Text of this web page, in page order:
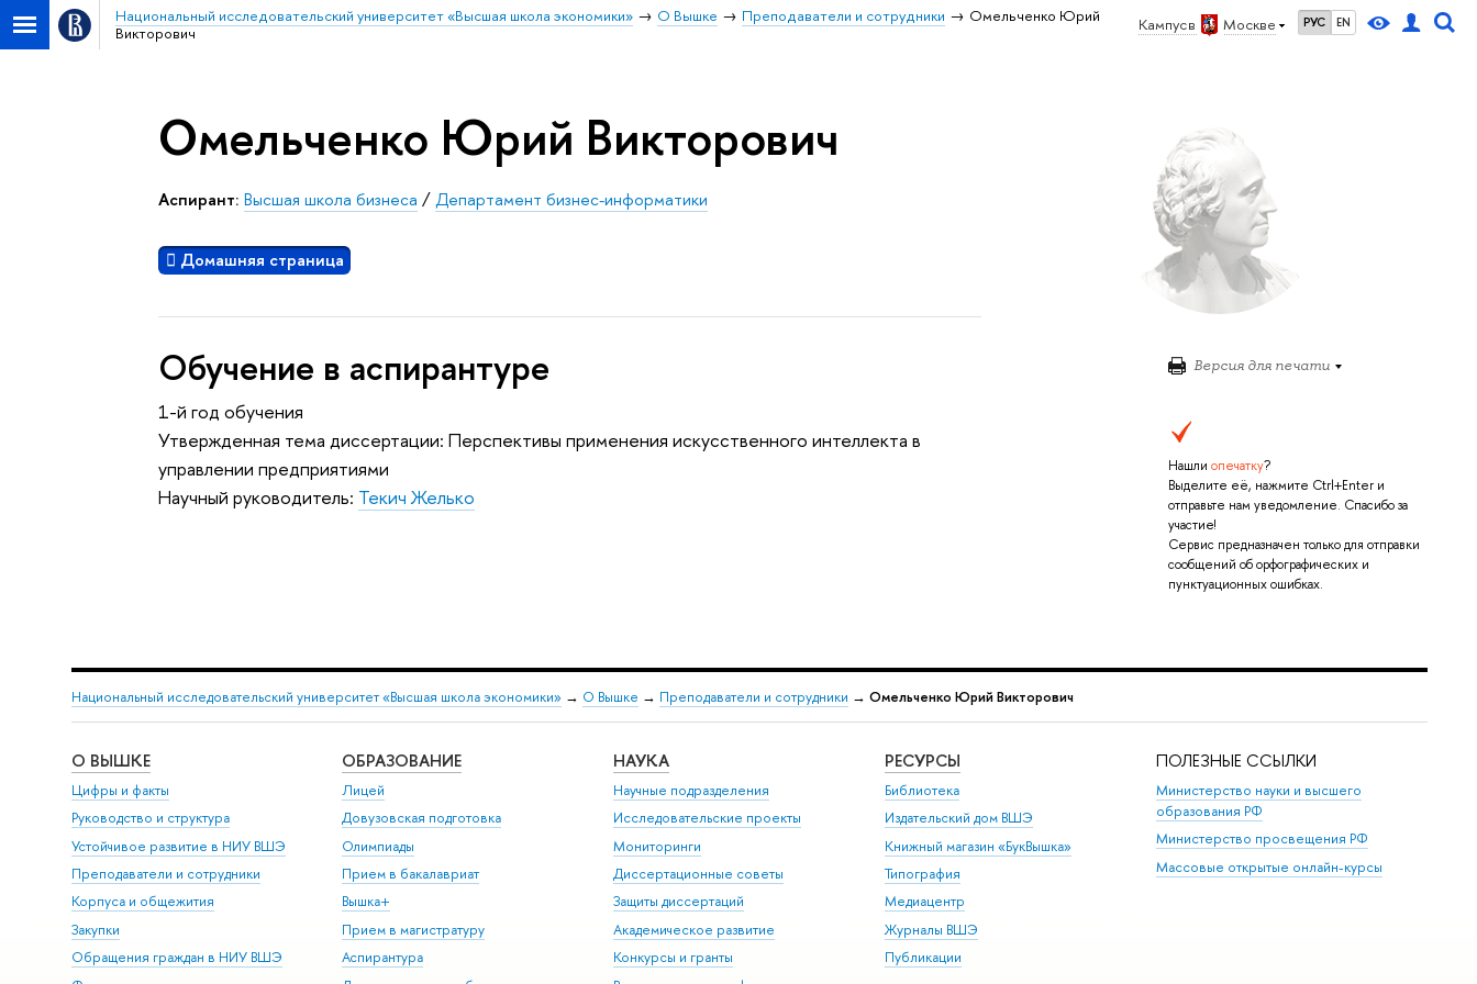
Кампус в Москве РУС EN
Национальный исследовательский университет «Высшая школа экономики» О Вышке Преподаватели и сотрудники
Омельченко Юрий
Викторович
Версия для печати
Нашли опечатку?
Выделите её, нажмите Ctrl+Enter и
отправьте нам уведомление. Спасибо за
участие!
Сервис предназначен только для отправки
сообщений об орфографических и
пунктуационных ошибках.
Омельченко Юрий Викторович
Аспирант: Высшая школа бизнеса /Департамент бизнес-информатики
Домашняя страница
Обучение в аспирантуре
1-й год обучения
Утвержденная тема диссертации: Перспективы применения искусственного интеллекта в
управлении предприятиями
Научный руководитель: Текич Желько
Национальный исследовательский университет «Высшая школа экономики» → О Вышке → Преподаватели и сотрудники → Омельченко Юрий Викторович
О ВЫШКЕ
Цифры и факты
Руководство и структура
Устойчивое развитие в НИУ ВШЭ
Преподаватели и сотрудники
Корпуса и общежития
Закупки
Обращения граждан в НИУ ВШЭ
ОБРАЗОВАНИЕ
Лицей
Довузовская подготовка
Олимпиады
Прием в бакалавриат
Вышка+
Прием в магистратуру
Аспирантура
НАУКА
Научные подразделения
Исследовательские проекты
Мониторинги
Диссертационные советы
Защиты диссертаций
Академическое развитие
Конкурсы и гранты
РЕСУРСЫ
Библиотека
Издательский дом ВШЭ
Книжный магазин «БукВышка»
Типография
Медиацентр
Журналы ВШЭ
Публикации
ПОЛЕЗНЫЕ ССЫЛКИ
Министерство науки и высшего
образования РФ
Министерство просвещения РФ
Массовые открытые онлайн-курсы